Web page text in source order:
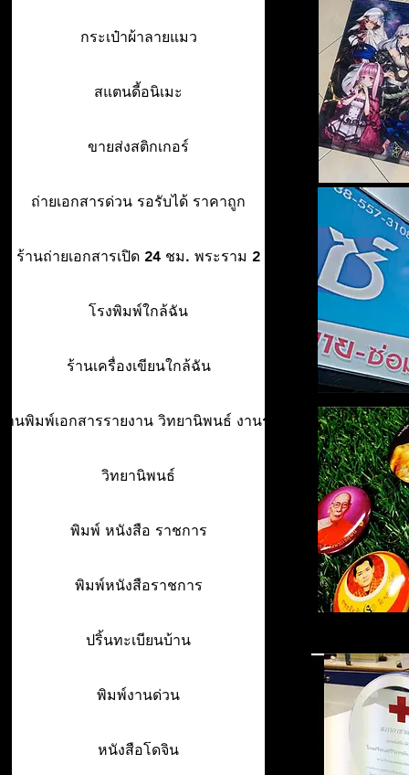
กระเป๋าผ้าลายแมว
สแตนดี้อนิเมะ
ขายส่งสติกเกอร์
ถ่ายเอกสารด่วน รอรับได้ ราคาถูก
ร้านถ่ายเอกสารเปิด 24 ชม. พระราม 2
โรงพิมพ์ใกล้ฉัน
ร้านเครื่องเขียนใกล้ฉัน
านพิมพ์เอกสารรายงาน วิทยานิพนธ์ งานรา
วิทยานิพนธ์
พิมพ์ หนังสือ ราชการ
พิมพ์หนังสือราชการ
ปริ้นทะเบียนบ้าน
พิมพ์งานด่วน
หนังสือโดจิน